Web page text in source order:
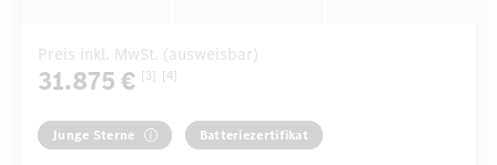
Preis inkl. MwSt. (ausweisbar)
31.875 € [3] [4]
Junge Sterne Batteriezertifikat